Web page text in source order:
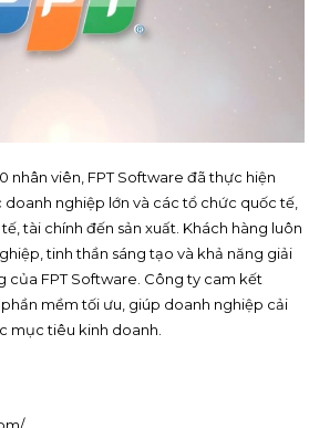
nhân viên, FPT Software đã thực hiện
nghiệp lớn và các tổ chức quốc tế,
tài chính đến sản xuất. Khách hàng luôn
tinh thần sáng tạo và khả năng giải
của FPT Software. Công ty cam kết
mềm tối ưu, giúp doanh nghiệp cải
mục tiêu kinh doanh.